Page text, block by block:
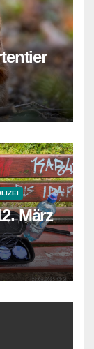
März